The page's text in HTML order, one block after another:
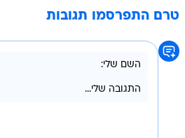
טרם התפרסמו תגובות